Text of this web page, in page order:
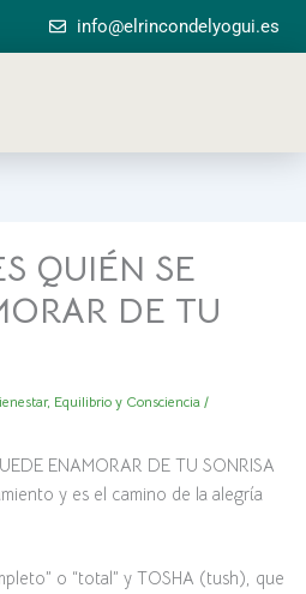
info@elrincondelyogui.es
QUIÉN SE
DE TU
Equilibrio y Consciencia /
ENAMORAR DE TU SONRISA
y es el camino de la alegría
o “total” y TOSHA (tush), que